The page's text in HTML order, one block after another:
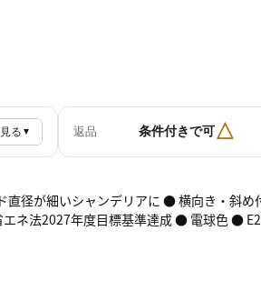
る ▼ 返品 条件付きで可△
径が細いシャンデリアに ● 横向き・斜
ネ法2027年度目標基準達成 ● 電球色 ●